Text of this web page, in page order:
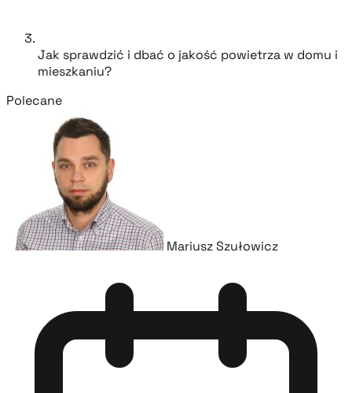
Jak sprawdzić i dbać o jakość powietrza w domu i
mieszkaniu?
Polecane
Mariusz Szułowicz